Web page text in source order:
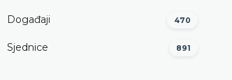
Događaji 470
Sjednice 891